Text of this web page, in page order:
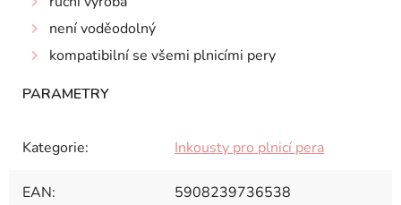
není voděodolný
kompatibilní se všemi plnicími pery
Kategorie: Inkousty pro plnicí pera
EAN: 5908239736538